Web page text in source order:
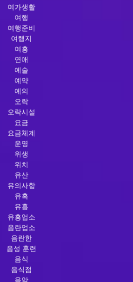
여가생활
여행
여행준비
여행지
여흥
연애
예술
예약
예의
오락
오락시설
요금
요금체계
운영
위생
위치
유산
유의사항
유혹
유흥
유흥업소
음란업소
음란한
음성 훈련
음식
음식점
음악